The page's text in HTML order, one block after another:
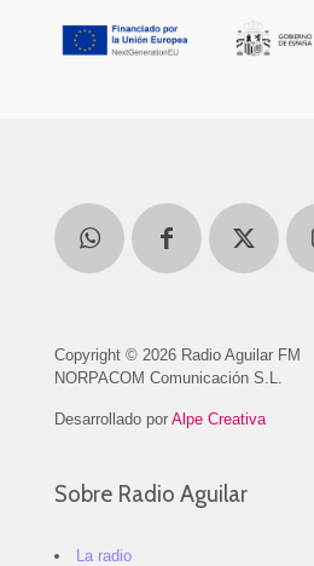
Copyright © 2026 Radio Aguilar FM
NORPACOM Comunicación S.L.
Desarrollado por Alpe Creativa
Sobre Radio Aguilar
La radio